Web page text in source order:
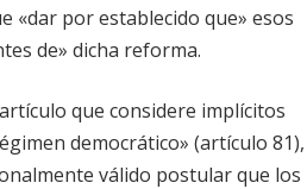
«dar por establecido que» esos
de» dicha reforma.
que considere implícitos
democrático» (artículo 81),
válido postular que los